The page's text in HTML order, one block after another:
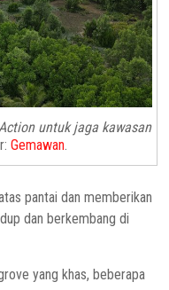
untuk jaga kawasan
Gemawan
pantai dan memberikan
dan berkembang di
yang khas, beberapa